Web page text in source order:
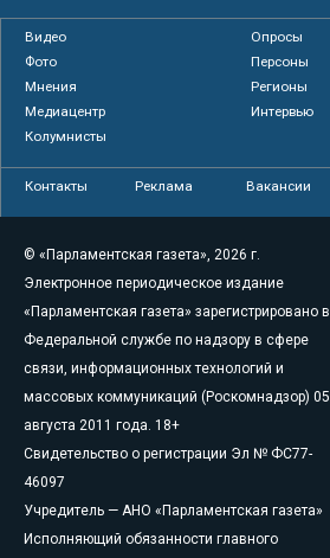
Видео
Опросы
Фото
Персоны
Мнения
Регионы
Медиацентр
Интервью
Колумнисты
Контакты Реклама Вакансии
© «Парламентская газета», 2026 г.
Электронное периодическое издание
«Парламентская газета» зарегистрировано в
Федеральной службе по надзору в сфере
связи, информационных технологий и
массовых коммуникаций (Роскомнадзор) 05
августа 2011 года. 18+
Свидетельство о регистрации Эл № ФС77-
46097
Учредитель — АНО «Парламентская газета»
Исполняющий обязанности главного